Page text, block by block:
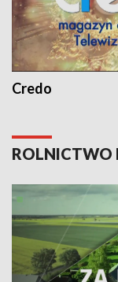
Credo
ROLNICTWO